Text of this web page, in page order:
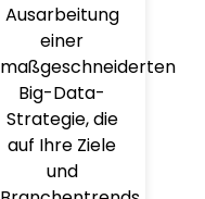
Ausarbeitung
einer
maßgeschneiderten
Big-Data-
Strategie, die
auf Ihre Ziele
und